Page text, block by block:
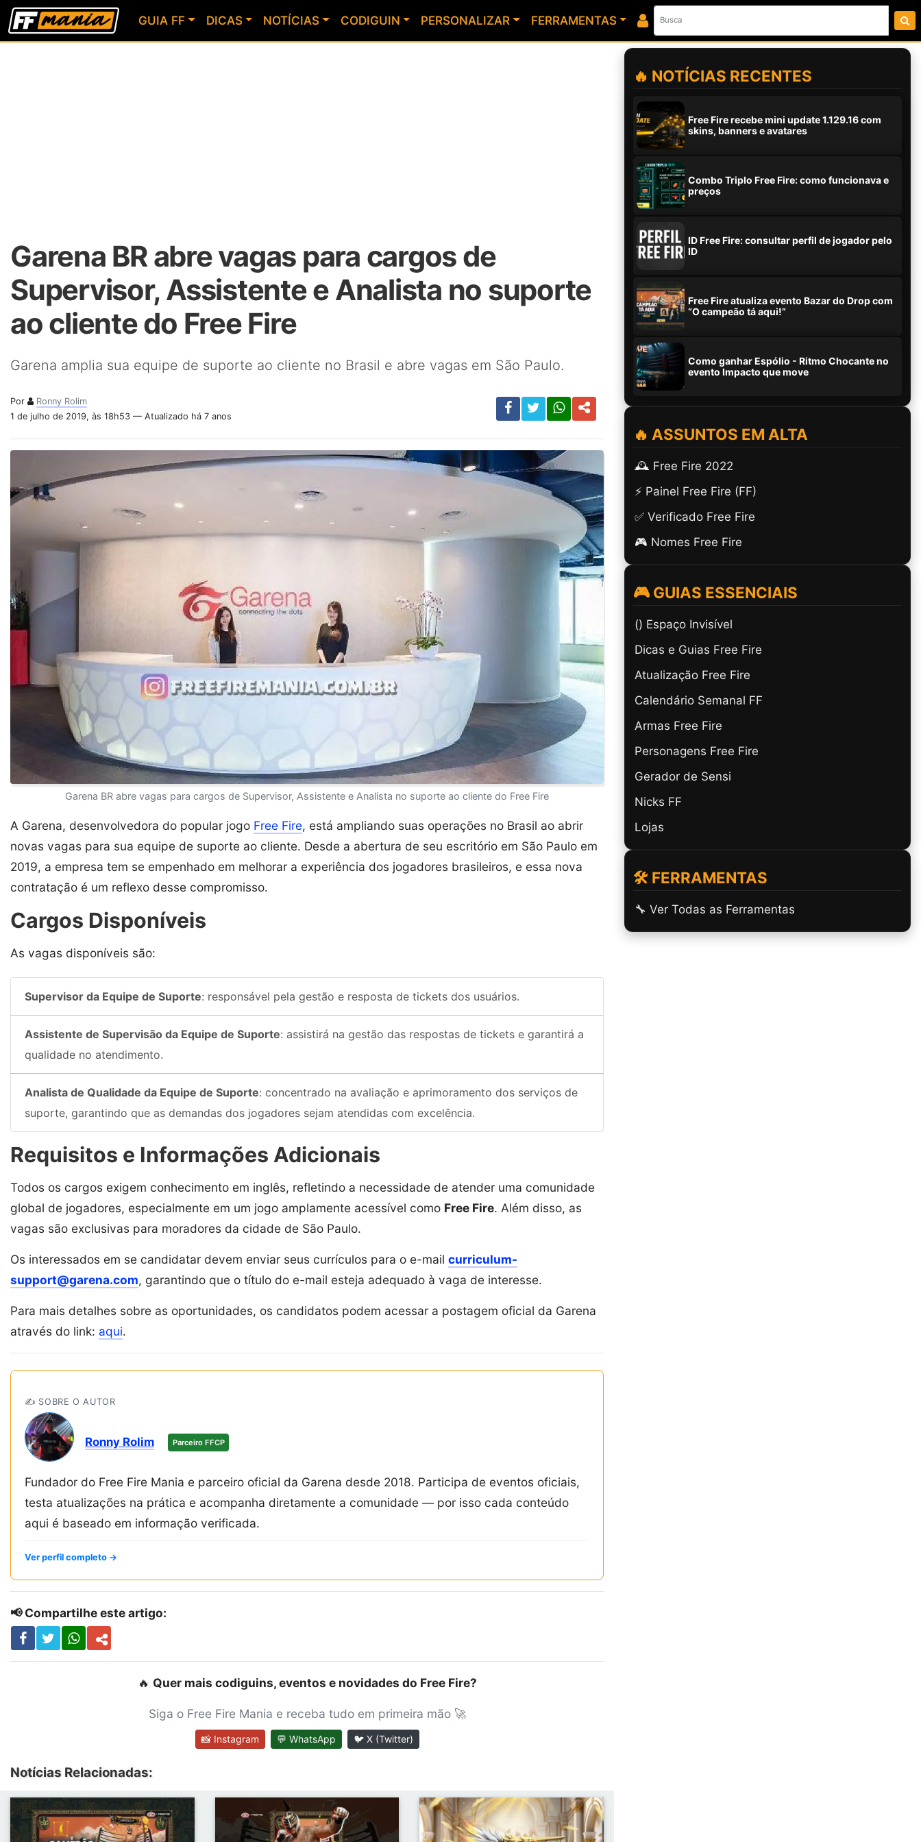
GUIA FF DICAS NOTÍCIAS CODIGUIN PERSONALIZAR FERRAMENTAS
Garena BR abre vagas para cargos de
Supervisor, Assistente e Analista no suporte
ao cliente do Free Fire
Garena amplia sua equipe de suporte ao cliente no Brasil e abre vagas em São Paulo.
Por
Ronny Rolim
1 de julho de 2019, às 18h53 — Atualizado há 7 anos
Garena BR abre vagas para cargos de Supervisor, Assistente e Analista no suporte ao cliente do Free Fire
A Garena, desenvolvedora do popular jogo Free Fire, está ampliando suas operações no Brasil ao abrir
novas vagas para sua equipe de suporte ao cliente. Desde a abertura de seu escritório em São Paulo em
2019, a empresa tem se empenhado em melhorar a experiência dos jogadores brasileiros, e essa nova
contratação é um reflexo desse compromisso.
Cargos Disponíveis
As vagas disponíveis são:
Supervisor da Equipe de Suporte: responsável pela gestão e resposta de tickets dos usuários.
Assistente de Supervisão da Equipe de Suporte: assistirá na gestão das respostas de tickets e garantirá a
qualidade no atendimento.
Analista de Qualidade da Equipe de Suporte: concentrado na avaliação e aprimoramento dos serviços de
suporte, garantindo que as demandas dos jogadores sejam atendidas com excelência.
Requisitos e Informações Adicionais
Todos os cargos exigem conhecimento em inglês, refletindo a necessidade de atender uma comunidade
global de jogadores, especialmente em um jogo amplamente acessível como Free Fire. Além disso, as
vagas são exclusivas para moradores da cidade de São Paulo.
Os interessados em se candidatar devem enviar seus currículos para o e-mail curriculum-
support@garena.com, garantindo que o título do e-mail esteja adequado à vaga de interesse.
Para mais detalhes sobre as oportunidades, os candidatos podem acessar a postagem oficial da Garena
através do link: aqui.
✍️ SOBRE O AUTOR
Ronny Rolim Parceiro FFCP
Fundador do Free Fire Mania e parceiro oficial da Garena desde 2018. Participa de eventos oficiais,
testa atualizações na prática e acompanha diretamente a comunidade — por isso cada conteúdo
aqui é baseado em informação verificada.
Ver perfil completo →
📢 Compartilhe este artigo:
🔥 Quer mais codiguins, eventos e novidades do Free Fire?
Siga o Free Fire Mania e receba tudo em primeira mão 🚀
📸 Instagram 💬 WhatsApp 🐦 X (Twitter)
Notícias Relacionadas:
🔥 NOTÍCIAS RECENTES
Free Fire recebe mini update 1.129.16 com
skins, banners e avatares
Combo Triplo Free Fire: como funcionava e
preços
ID Free Fire: consultar perfil de jogador pelo
ID
Free Fire atualiza evento Bazar do Drop com
“O campeão tá aqui!”
Como ganhar Espólio - Ritmo Chocante no
evento Impacto que move
🔥 ASSUNTOS EM ALTA
🕰️ Free Fire 2022
⚡ Painel Free Fire (FF)
✅ Verificado Free Fire
🎮 Nomes Free Fire
🎮 GUIAS ESSENCIAIS
(ㅤ) Espaço Invisível
Dicas e Guias Free Fire
Atualização Free Fire
Calendário Semanal FF
Armas Free Fire
Personagens Free Fire
Gerador de Sensi
Nicks FF
Lojas
🛠️ FERRAMENTAS
🔧 Ver Todas as Ferramentas